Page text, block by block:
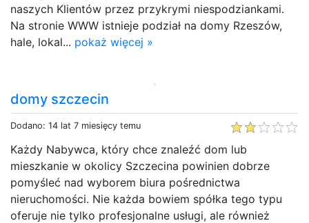
naszych Klientów przez przykrymi niespodziankami.
Na stronie WWW istnieje podział na domy Rzeszów,
hale, lokal... pokaż więcej »
domy szczecin
Dodano: 14 lat 7 miesięcy temu
Każdy Nabywca, który chce znaleźć dom lub
mieszkanie w okolicy Szczecina powinien dobrze
pomyśleć nad wyborem biura pośrednictwa
nieruchomości. Nie każda bowiem spółka tego typu
oferuje nie tylko profesjonalne usługi, ale również